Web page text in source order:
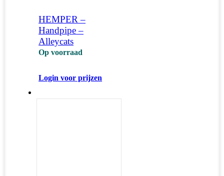
HEMPER –
Handpipe –
Alleycats
Op voorraad
Login voor prijzen